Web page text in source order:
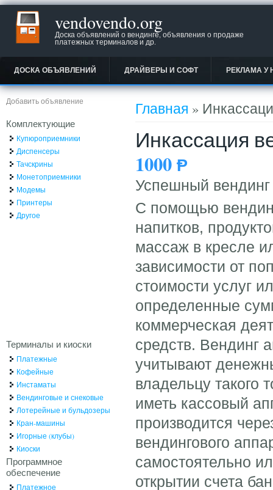
vendovendo.org
Доска объявлений о вендинге, объявления о продаже
платежных терминалов и др.
ДОСКА ОБЪЯВЛЕНИЙ ДРАЙВЕРЫ И СОФТ РЕКЛАМА У
Вы здесь
Главная »
Инкассация
1000 Ᵽ
Успешный
С помощью
напитков,
массаж в кресле
зависимости от
стоимости услуг
определенные
коммерческая
средств. Вендинг
учитывают
владельцу такого
иметь кассовый
производится
вендингового
самостоятельно
открытии счета
Добавить объявление
Комплектующие
Купюроприемники
Диспенсеры
Тачскрины
Монетоприемники
Модемы
Принтеры
Другое
Терминалы и киоски
Платежные
Кофейные
Инстаматы
Вендинговые и снековые
Лотерейные и бульдозеры
Кран-машины
Игорные (клубы)
Киоски
Программное
обеспечение
Платежное